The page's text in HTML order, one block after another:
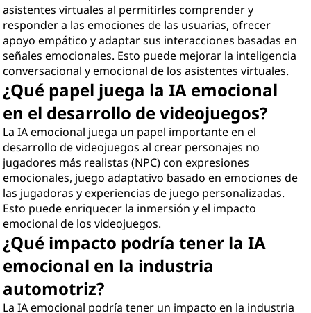
asistentes virtuales al permitirles comprender y
responder a las emociones de las usuarias, ofrecer
apoyo empático y adaptar sus interacciones basadas en
señales emocionales. Esto puede mejorar la inteligencia
conversacional y emocional de los asistentes virtuales.
¿Qué papel juega la IA emocional
en el desarrollo de videojuegos?
La IA emocional juega un papel importante en el
desarrollo de videojuegos al crear personajes no
jugadores más realistas (NPC) con expresiones
emocionales, juego adaptativo basado en emociones de
las jugadoras y experiencias de juego personalizadas.
Esto puede enriquecer la inmersión y el impacto
emocional de los videojuegos.
¿Qué impacto podría tener la IA
emocional en la industria
automotriz?
La IA emocional podría tener un impacto en la industria